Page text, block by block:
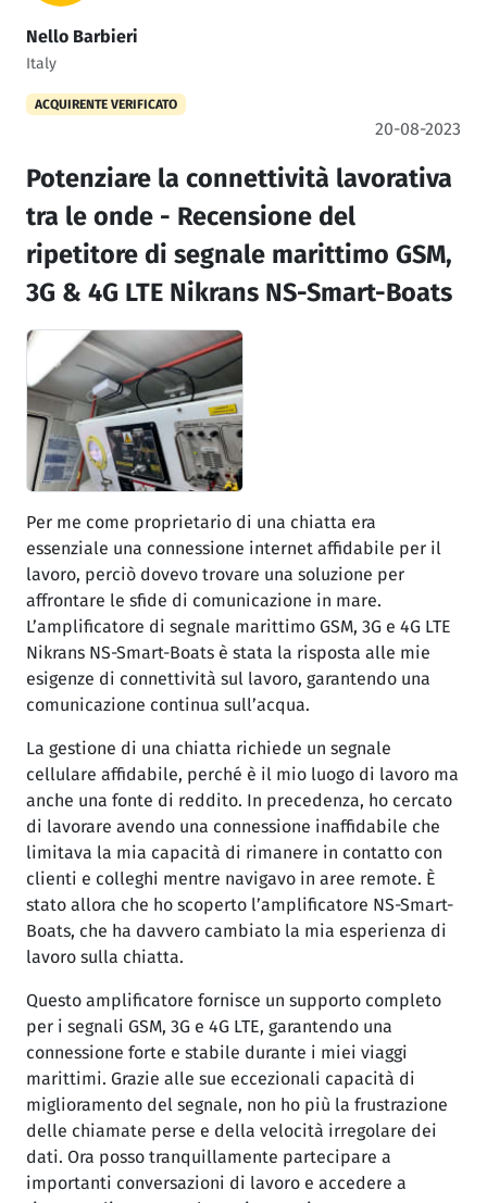
Nello Barbieri
Italy
ACQUIRENTE VERIFICATO
20-08-2023
Potenziare la connettività lavorativa
tra le onde - Recensione del
ripetitore di segnale marittimo GSM,
3G & 4G LTE Nikrans NS-Smart-Boats
Per me come proprietario di una chiatta era
essenziale una connessione internet affidabile per il
lavoro, perciò dovevo trovare una soluzione per
affrontare le sfide di comunicazione in mare.
L’amplificatore di segnale marittimo GSM, 3G e 4G LTE
Nikrans NS-Smart-Boats è stata la risposta alle mie
esigenze di connettività sul lavoro, garantendo una
comunicazione continua sull’acqua.
La gestione di una chiatta richiede un segnale
cellulare affidabile, perché è il mio luogo di lavoro ma
anche una fonte di reddito. In precedenza, ho cercato
di lavorare avendo una connessione inaffidabile che
limitava la mia capacità di rimanere in contatto con
clienti e colleghi mentre navigavo in aree remote. È
stato allora che ho scoperto l’amplificatore NS-Smart-
Boats, che ha davvero cambiato la mia esperienza di
lavoro sulla chiatta.
Questo amplificatore fornisce un supporto completo
per i segnali GSM, 3G e 4G LTE, garantendo una
connessione forte e stabile durante i miei viaggi
marittimi. Grazie alle sue eccezionali capacità di
miglioramento del segnale, non ho più la frustrazione
delle chiamate perse e della velocità irregolare dei
dati. Ora posso tranquillamente partecipare a
importanti conversazioni di lavoro e accedere a